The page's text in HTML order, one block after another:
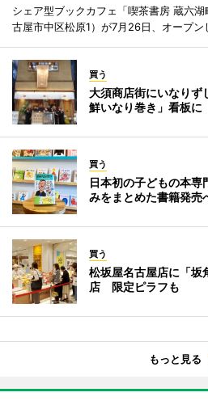
シェア型ブックカフェ「喫茶書房 蔵六
古屋市中区松原1）が7月26日、オープン
買う
大須商店街にいなり
鮮いなり巻き」看板に
買う
日本初の子どもの本
みをまとめた書籍発売
買う
松坂屋名古屋店に「坂
店 限定ピラフも
もっと見る